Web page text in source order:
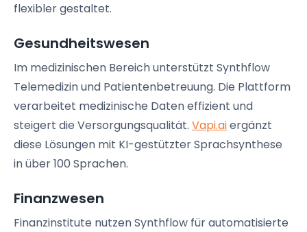
flexibler gestaltet.
Gesundheitswesen
Im medizinischen Bereich unterstützt Synthflow
Telemedizin und Patientenbetreuung. Die Plattform
verarbeitet medizinische Daten effizient und
steigert die Versorgungsqualität. Vapi.aiergänzt
diese Lösungen mit KI-gestützter Sprachsynthese
in über 100 Sprachen.
Finanzwesen
Finanzinstitute nutzen Synthflow für automatisierte